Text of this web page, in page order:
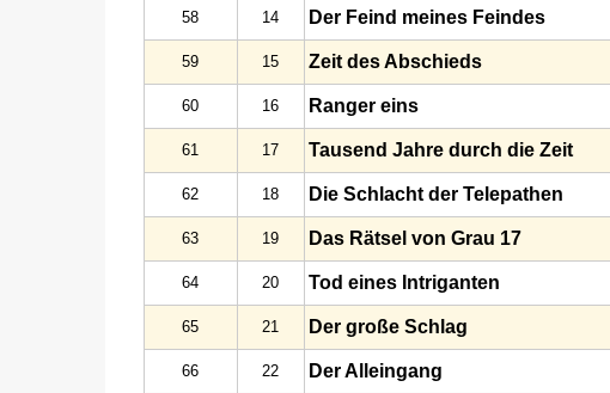
58 14 Der Feind meines Feindes
59 15 Zeit des Abschieds
60 16 Ranger eins
61 17 Tausend Jahre durch die Zeit
62 18 Die Schlacht der Telepathen
63 19 Das Rätsel von Grau 17
64 20 Tod eines Intriganten
65 21 Der große Schlag
66 22 Der Alleingang